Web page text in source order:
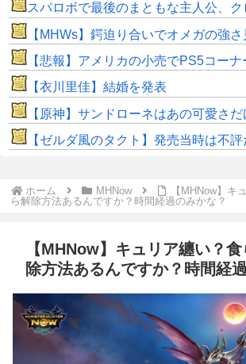
スパロボで最後のまともな主人公、ク
【MHWs】鍔迫り合いでオメガの強さ見せ
【悲報】アメリカの小売でPS5コーナーの撤
【衣川里佳】結婚を発表
【原神】サンドローネはあの可愛さだけで
【ゼルダ風のタクト】発売当時は不評だった？時オカから激変したキ
ホーム MHNow
【MHNow】キ
ら解除方法あるんですか？時間経過のみかな？
【MHNow】キュリア纏い？
除方法あるんですか？時間経